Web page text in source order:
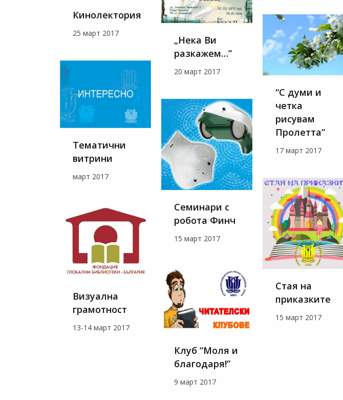
Кинолектория
25 март 2017
„Нека Ви
разкажем…”
20 март 2017
“С думи и
четка
рисувам
Пролетта”
17 март 2017
Тематични
витрини
март 2017
Семинари с
робота Финч
15 март 2017
Стая на
приказките
15 март 2017
Визуална
грамотност
13-14 март 2017
Клуб “Моля и
благодаря!”
9 март 2017